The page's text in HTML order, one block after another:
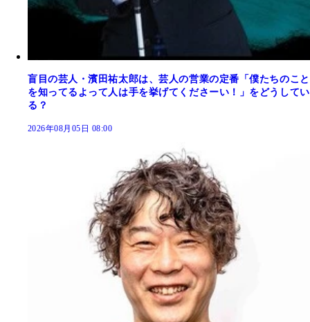
盲目の芸人・濱田祐太郎は、芸人の営業の定番「僕たちのこと
を知ってるよって人は手を挙げてくださーい！」をどうしてい
る？
2026年08月05日 08:00